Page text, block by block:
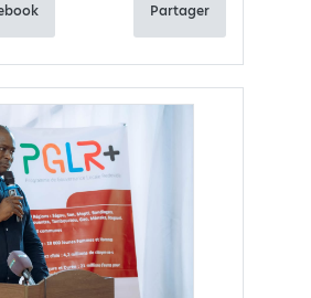
Partager